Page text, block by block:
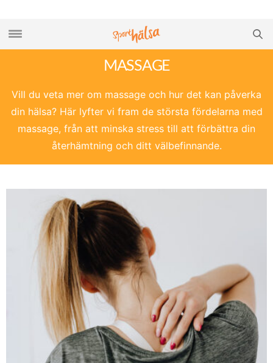
MASSAGE
Vill du veta mer om massage och hur det kan påverka
din hälsa? Här lyfter vi fram de största fördelarna med
massage, från att minska stress till att förbättra din
återhämtning och ditt välbefinnande.